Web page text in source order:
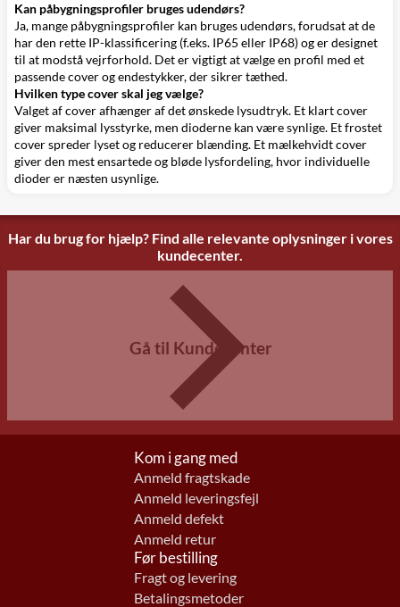
Kan påbygningsprofiler bruges udendørs?
Ja, mange påbygningsprofiler kan bruges udendørs, forudsat at de
har den rette IP-klassificering (f.eks. IP65 eller IP68) og er designet
til at modstå vejrforhold. Det er vigtigt at vælge en profil med et
passende cover og endestykker, der sikrer tæthed.
Hvilken type cover skal jeg vælge?
Valget af cover afhænger af det ønskede lysudtryk. Et klart cover
giver maksimal lysstyrke, men dioderne kan være synlige. Et frostet
cover spreder lyset og reducerer blænding. Et mælkehvidt cover
giver den mest ensartede og bløde lysfordeling, hvor individuelle
dioder er næsten usynlige.
Har du brug for hjælp? Find alle relevante oplysninger i vores
kundecenter.
Gå til Kundecenter
Kom i gang med
Anmeld fragtskade
Anmeld leveringsfejl
Anmeld defekt
Anmeld retur
Før bestilling
Fragt og levering
Betalingsmetoder